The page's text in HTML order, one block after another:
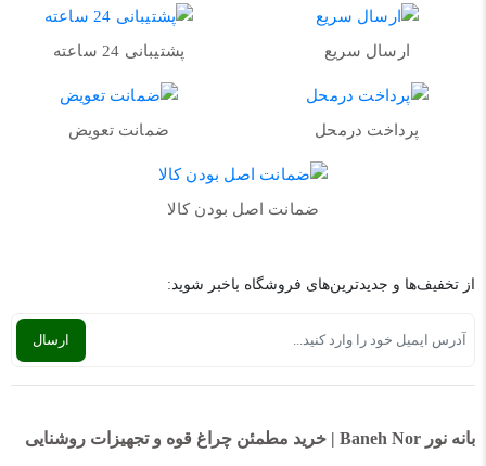
ارسال سریع پشتیبانی 24 ساعته
پرداخت درمحل ضمانت تعویض
ضمانت اصل بودن کالا
از تخفیف‌ها و جدیدترین‌های فروشگاه باخبر شوید:
بانه نور Baneh Nor | خرید مطمئن چراغ قوه و تجهیزات روشنایی